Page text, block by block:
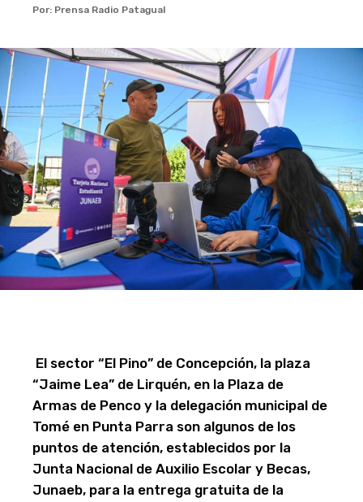
Por: Prensa Radio Patagual
El sector “El Pino” de Concepción, la plaza
“Jaime Lea” de Lirquén, en la Plaza de
Armas de Penco y la delegación municipal de
Tomé en Punta Parra son algunos de los
puntos de atención, establecidos por la
Junta Nacional de Auxilio Escolar y Becas,
Junaeb, para la entrega gratuita de la